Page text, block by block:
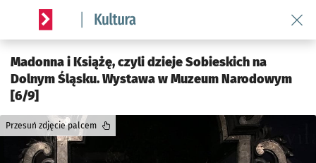
Serwis informacyjny wroclaw.pl podserwis: Kultura
Madonna i Książę, czyli dzieje Sobieskich na
Dolnym Śląsku. Wystawa w Muzeum Narodowym
[6/9]
Przesuń zdjęcie palcem